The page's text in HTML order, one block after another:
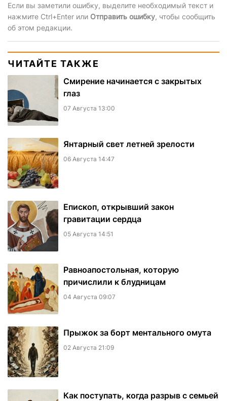
Если вы заметили ошибку, выделите необходимый текст и
нажмите Ctrl+Enter или Отправить ошибку, чтобы сообщить
об этом редакции.
ЧИТАЙТЕ ТАКЖЕ
Смирение начинается с закрытых
глаз
07 Августа 13:00
Янтарный свет летней зрелости
06 Августа 14:47
Епископ, открывший закон
гравитации сердца
05 Августа 14:51
Равноапостольная, которую
причислили к блудницам
04 Августа 09:07
​Прыжок за борт ментального омута
02 Августа 21:09
Как поступать, когда разрыв с семьей